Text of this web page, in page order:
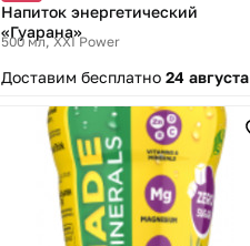
Напиток энергетический
«Гуарана»
500 мл XXI Power
Доставим бесплатно 24 августа